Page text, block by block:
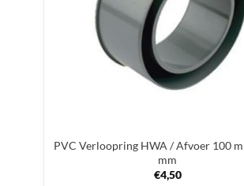
PVC Verloopring HWA / Afvoer 100
mm
€4,50